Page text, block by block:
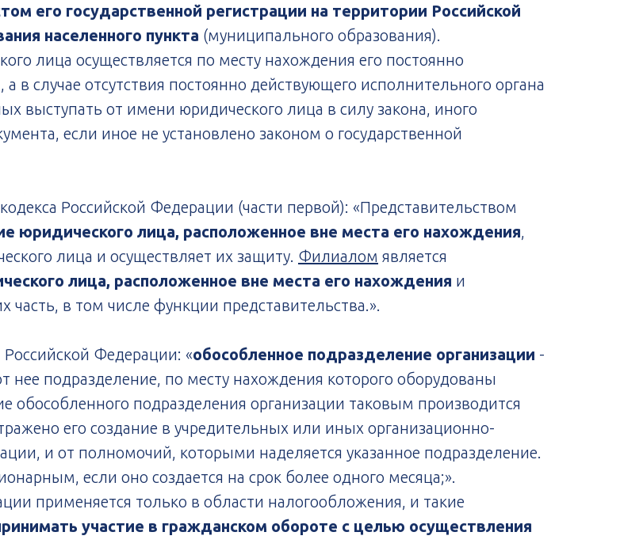
его государственной регистрации на территории Российской
населенного пункта (муниципального образования).
лица осуществляется по месту нахождения его постоянно
в случае отсутствия постоянно действующего исполнительного органа
выступать от имени юридического лица в силу закона, иного
если иное не установлено законом о государственной
Российской Федерации (части первой): «Представительством
юридического лица, расположенное вне места его нахождения,
лица и осуществляет их защиту. Филиалом является
лица, расположенное вне места его нахождения и
в том числе функции представительства.».
Российской Федерации: «обособленное подразделение организации -
нее подразделение, по месту нахождения которого оборудованы
обособленного подразделения организации таковым производится
его создание в учредительных или иных организационно-
и от полномочий, которыми наделяется указанное подразделение.
если оно создается на срок более одного месяца;».
применяется только в области налогообложения, и такие
участие в гражданском обороте с целью осуществления